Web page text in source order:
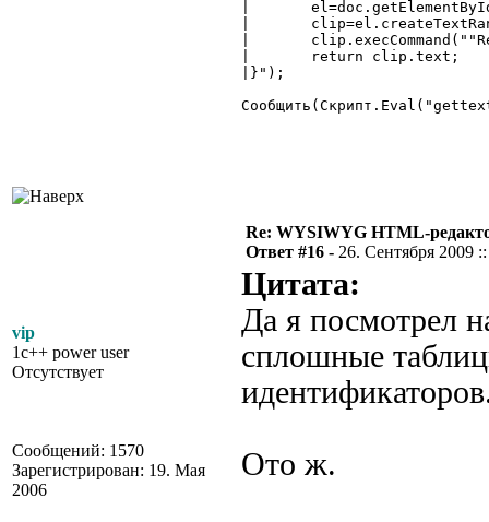
|}");
vip
1c++ power user
Отсутствует
Сообщений: 1570
Зарегистрирован: 19. Мая
2006
Re: WYSIWYG HTML-
Ответ #16 - 26. Сентября 2009
Цитата:
Да я посмотрел
сплошные
Ото ж.